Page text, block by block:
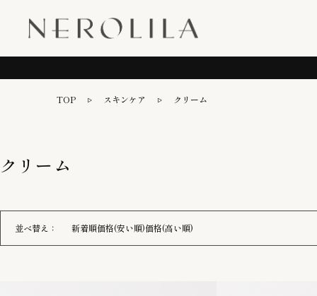
TOP スキンケア クリーム
クリーム
並べ替え： 新着順価格(安い順)価格(高い順)